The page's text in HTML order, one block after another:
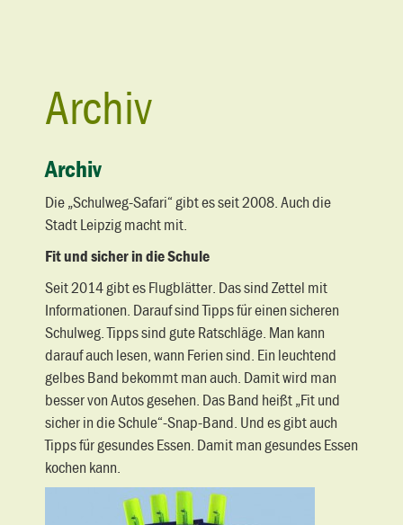
Archiv
Archiv
Die „Schulweg-Safari“ gibt es seit 2008. Auch die
Stadt Leipzig macht mit.
Fit und sicher in die Schule
Seit 2014 gibt es Flugblätter. Das sind Zettel mit
Informationen. Darauf sind Tipps für einen sicheren
Schulweg. Tipps sind gute Ratschläge. Man kann
darauf auch lesen, wann Ferien sind. Ein leuchtend
gelbes Band bekommt man auch. Damit wird man
besser von Autos gesehen. Das Band heißt „Fit und
sicher in die Schule“-Snap-Band. Und es gibt auch
Tipps für gesundes Essen. Damit man gesundes Essen
kochen kann.